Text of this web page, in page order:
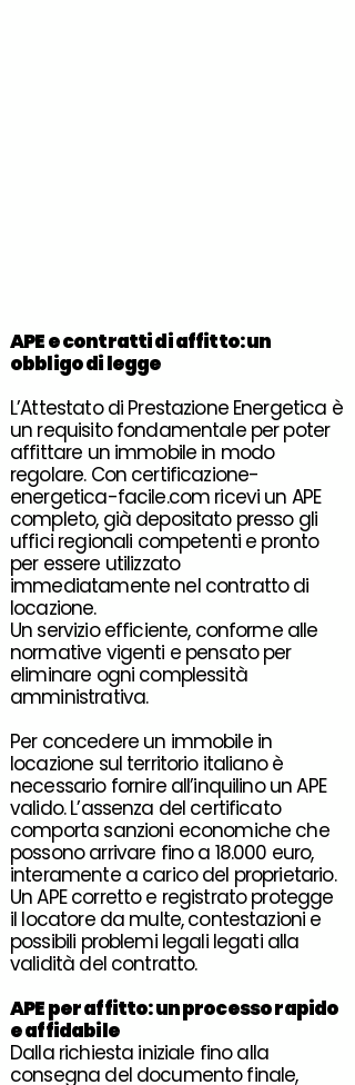
APEe contratti diaffitto: un
obbligo di legge
L’Attestato di Prestazione Energetica è
un requisito fondamentale per poter
affittare un immobile in modo
regolare. Con certificazione-
energetica-facile.com ricevi un APE
completo, già depositato presso gli
uffici regionali competenti e pronto
per essere utilizzato
immediatamente nel contratto di
locazione.
Un servizio efficiente, conforme alle
normative vigenti e pensato per
eliminare ogni complessità
amministrativa.
Per concedere un immobile in
locazione sul territorio italiano è
necessario fornire all’inquilino un APE
valido. L’assenza del certificato
comporta sanzioni economiche che
possono arrivare fino a 18.000 euro,
interamente a carico del proprietario.
Un APE corretto e registrato protegge
il locatore da multe, contestazioni e
possibili problemi legali legati alla
validità del contratto.
APEperaffitto: un processo rapido
e affidabile
Dalla richiesta iniziale fino alla
consegna del documento finale,